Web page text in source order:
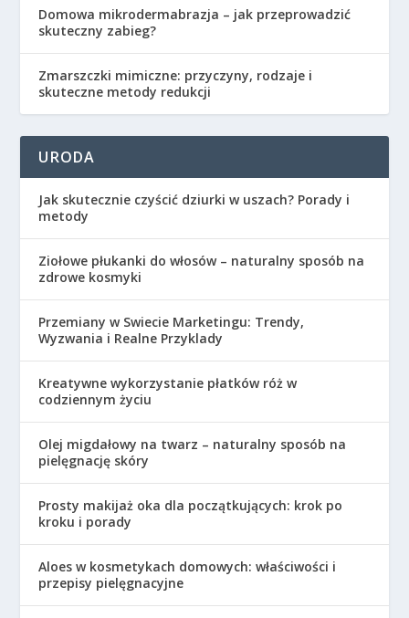
Domowa mikrodermabrazja – jak przeprowadzić
skuteczny zabieg?
Zmarszczki mimiczne: przyczyny, rodzaje i
skuteczne metody redukcji
URODA
Jak skutecznie czyścić dziurki w uszach? Porady i
metody
Ziołowe płukanki do włosów – naturalny sposób na
zdrowe kosmyki
Przemiany w Swiecie Marketingu: Trendy,
Wyzwania i Realne Przyklady
Kreatywne wykorzystanie płatków róż w
codziennym życiu
Olej migdałowy na twarz – naturalny sposób na
pielęgnację skóry
Prosty makijaż oka dla początkujących: krok po
kroku i porady
Aloes w kosmetykach domowych: właściwości i
przepisy pielęgnacyjne